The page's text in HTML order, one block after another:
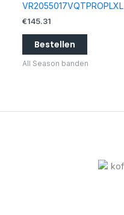
VR2055017VQTPROPLXL
€145.31
Bestellen
All Season banden